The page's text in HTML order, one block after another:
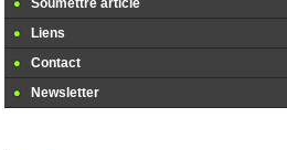
Soumettre article
Liens
Contact
Newsletter